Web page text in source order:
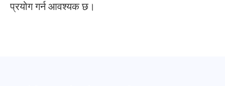
प्रयोग गर्न आवश्यक छ।